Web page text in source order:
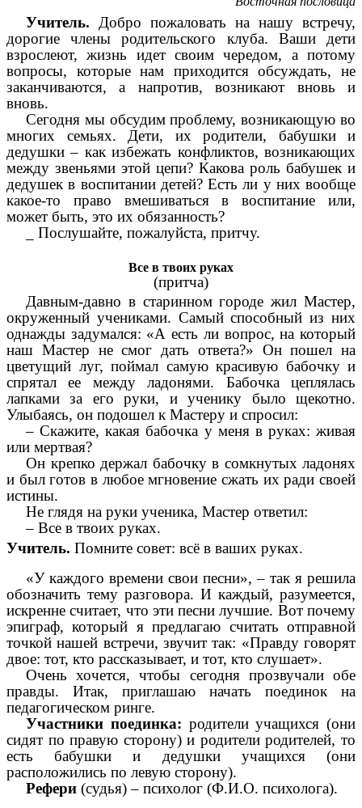
Учитель. Добро пожаловать на нашу встречу,
дорогие члены родительского клуба. Ваши дети
взрослеют, жизнь идет своим чередом, а потому
вопросы, которые нам приходится обсуждать, не
заканчиваются, а напротив, возникают вновь и
вновь.
Сегодня мы обсудим проблему, возникающую во
многих семьях. Дети, их родители, бабушки и
дедушки – как избежать конфликтов, возникающих
между звеньями этой цепи? Какова роль бабушек и
дедушек в воспитании детей? Есть ли у них вообще
какое-то право вмешиваться в воспитание или,
может быть, это их обязанность?
_ Послушайте, пожалуйста, притчу.
Все в твоих руках
(притча)
Давным-давно в старинном городе жил Мастер,
окруженный учениками. Самый способный из них
однажды задумался: «А есть ли вопрос, на который
наш Мастер не смог дать ответа?» Он пошел на
цветущий луг, поймал самую красивую бабочку и
спрятал ее между ладонями. Бабочка цеплялась
лапками за его руки, и ученику было щекотно.
Улыбаясь, он подошел к Мастеру и спросил:
– Скажите, какая бабочка у меня в руках: живая
или мертвая?
Он крепко держал бабочку в сомкнутых ладонях
и был готов в любое мгновение сжать их ради своей
истины.
Не глядя на руки ученика, Мастер ответил:
– Все в твоих руках.
Учитель. Помните совет: всё в ваших руках.
«У каждого времени свои песни», – так я решила
обозначить тему разговора. И каждый, разумеется,
искренне считает, что эти песни лучшие. Вот почему
эпиграф, который я предлагаю считать отправной
точкой нашей встречи, звучит так: «Правду говорят
двое: тот, кто рассказывает, и тот, кто слушает».
Очень хочется, чтобы сегодня прозвучали обе
правды. Итак, приглашаю начать поединок на
педагогическом ринге.
Участники поединка: родители учащихся (они
сидят по правую сторону) и родители родителей, то
есть бабушки и дедушки учащихся (они
расположились по левую сторону).
Рефери (судья) – психолог (Ф.И.О. психолога).